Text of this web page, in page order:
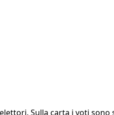
Sulla carta i voti sono